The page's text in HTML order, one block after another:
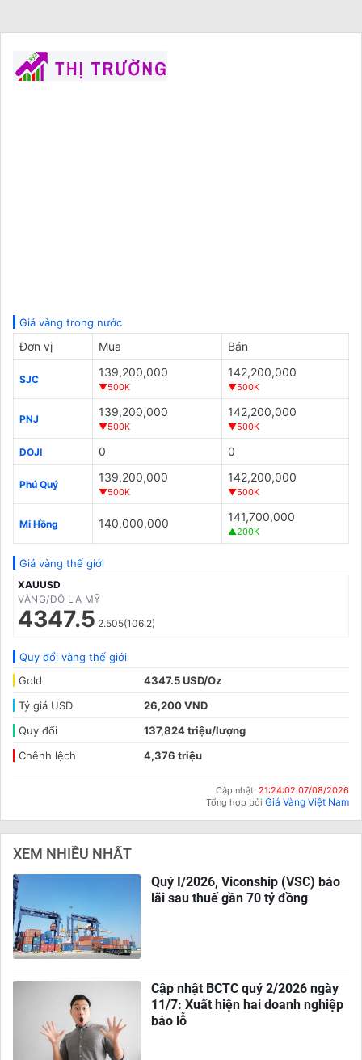
Giá vàng trong nước
Đơn vị Mua Bán
SJC
139,200,000
▼500K
142,200,000
▼500K
PNJ
139,200,000
▼500K
142,200,000
▼500K
DOJI 0 0
Phú Quý
139,200,000
▼500K
142,200,000
▼500K
Mi Hồng 140,000,000 141,700,000
▲200K
Giá vàng thế giới
XAUUSD
VÀNG/ĐÔ LA MỸ
4347.5 2.505(106.2)
Quy đổi vàng thế giới
Gold
4347.5 USD/Oz
Tỷ giá USD
26,200 VND
Quy đổi
137,824 triệu/lượng
Chênh lệch
4,376 triệu
Cập nhật: 21:24:02 07/08/2026
Tổng hợp bởi Giá Vàng Việt Nam
XEM NHIỀU NHẤT
Quý I/2026, Viconship (VSC) báo
lãi sau thuế gần 70 tỷ đồng
Cập nhật BCTC quý 2/2026 ngày
11/7: Xuất hiện hai doanh nghiệp
báo lỗ